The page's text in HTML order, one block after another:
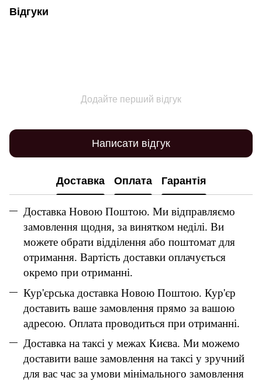
Відгуки
Додайте перший відгук
Написати відгук
Доставка Оплата Гарантія
Доставка Новою Поштою. Ми відправляємо
замовлення щодня, за винятком неділі. Ви
можете обрати відділення або поштомат для
отримання. Вартість доставки оплачується
окремо при отриманні.
Кур'єрська доставка Новою Поштою. Кур'єр
доставить ваше замовлення прямо за вашою
адресою. Оплата проводиться при отриманні.
Доставка на таксі у межах Києва. Ми можемо
доставити ваше замовлення на таксі у зручний
для вас час за умови мінімального замовлення